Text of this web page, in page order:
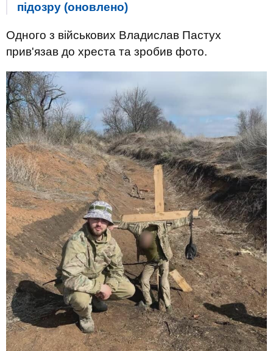
підозру (оновлено)
Одного з військових Владислав Пастух
прив'язав до хреста та зробив фото.